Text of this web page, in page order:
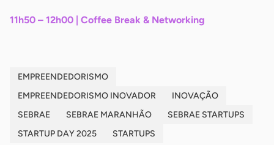
11h50 – 12h00 | Coffee Break & Networking
EMPREENDEDORISMO
EMPREENDEDORISMO INOVADOR
INOVAÇÃO
SEBRAE
SEBRAE MARANHÃO
SEBRAE STARTUPS
STARTUP DAY 2025
STARTUPS